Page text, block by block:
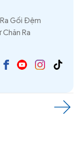
Gối Đệm
Ra